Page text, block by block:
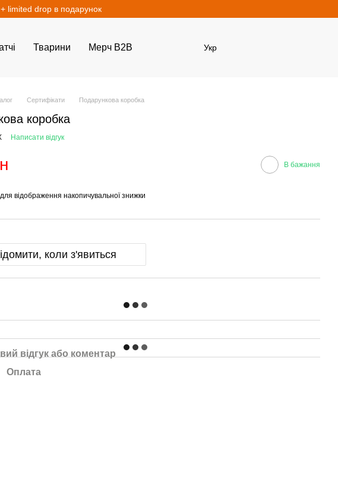
limited drop в подарунок
Тварини Мерч B2B Укр
Сертифікати Подарункова коробка
коробка
Написати відгук
В бажання
для відображення накопичувальної знижки
коли з'явиться
відгук або коментар
Оплата